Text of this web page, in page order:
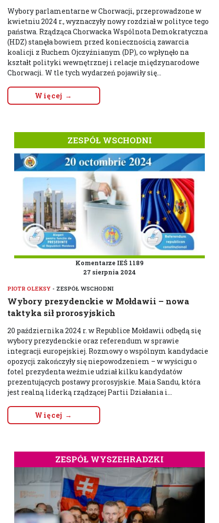
Wybory parlamentarne w Chorwacji, przeprowadzone w
kwietniu 2024 r., wyznaczyły nowy rozdział w polityce tego
państwa. Rządząca Chorwacka Wspólnota Demokratyczna
(HDZ) stanęła bowiem przed koniecznością zawarcia
koalicji z Ruchem Ojczyźnianym (DP), co wpłynęło na
kształt polityki wewnętrznej i relacje międzynarodowe
Chorwacji. W tle tych wydarzeń pojawiły się...
Więcej →
ZESPÓŁ WSCHODNI
Komentarze IEŚ 1189
27 sierpnia 2024
PIOTR OLEKSY - ZESPÓŁ WSCHODNI
Wybory prezydenckie w Mołdawii – nowa
taktyka sił prorosyjskich
20 października 2024 r. w Republice Mołdawii odbędą się
wybory prezydenckie oraz referendum w sprawie
integracji europejskiej. Rozmowy o wspólnym kandydacie
opozycji zakończyły się niepowodzeniem – w wyścigu o
fotel prezydenta weźmie udział kilku kandydatów
prezentujących postawy prorosyjskie. Maia Sandu, która
jest realną liderką rządzącej Partii Działania i...
Więcej →
ZESPÓŁ WYSZEHRADZKI